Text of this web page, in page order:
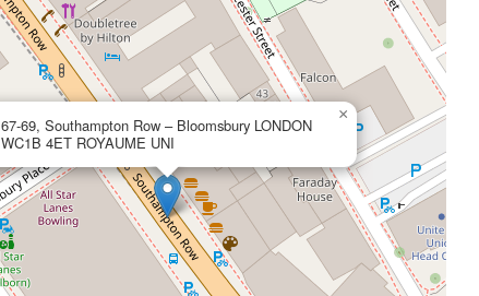
67-69, Southampton Row – Bloomsbury LONDON
WC1B 4ET ROYAUME UNI
×